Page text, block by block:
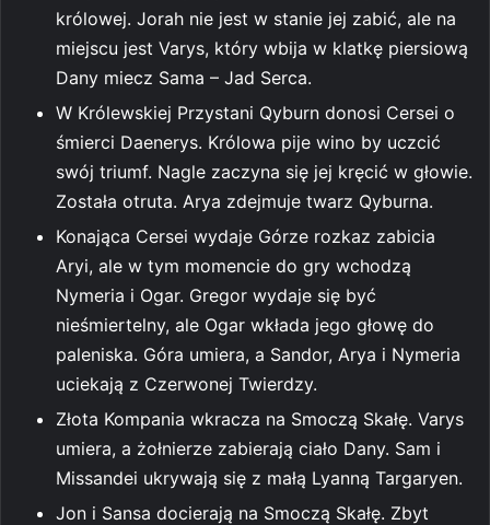
królowej. Jorah nie jest w stanie jej zabić, ale na
miejscu jest Varys, który wbija w klatkę piersiową
Dany miecz Sama – Jad Serca.
W Królewskiej Przystani Qyburn donosi Cersei o
śmierci Daenerys. Królowa pije wino by uczcić
swój triumf. Nagle zaczyna się jej kręcić w głowie.
Została otruta. Arya zdejmuje twarz Qyburna.
Konająca Cersei wydaje Górze rozkaz zabicia
Aryi, ale w tym momencie do gry wchodzą
Nymeria i Ogar. Gregor wydaje się być
nieśmiertelny, ale Ogar wkłada jego głowę do
paleniska. Góra umiera, a Sandor, Arya i Nymeria
uciekają z Czerwonej Twierdzy.
Złota Kompania wkracza na Smoczą Skałę. Varys
umiera, a żołnierze zabierają ciało Dany. Sam i
Missandei ukrywają się z małą Lyanną Targaryen.
Jon i Sansa docierają na Smoczą Skałę. Zbyt